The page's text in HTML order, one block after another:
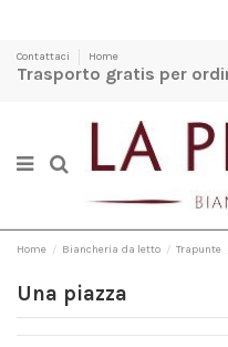
Contattaci Home
Trasporto gratis per
Home Biancheria da letto Trapunte
Una piazza